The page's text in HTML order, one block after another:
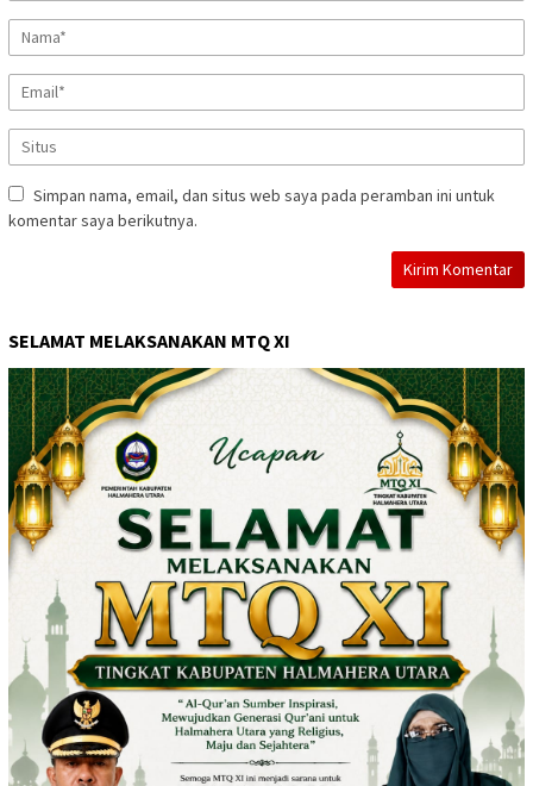
Simpan nama, email, dan situs web saya pada peramban ini untuk
komentar saya berikutnya.
SELAMAT MELAKSANAKAN MTQ XI